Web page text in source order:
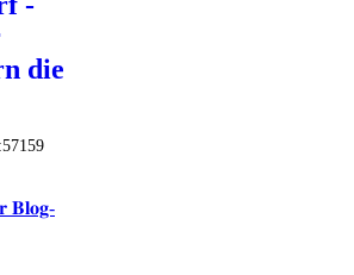
die
57159
𝐁𝐥𝐨𝐠-